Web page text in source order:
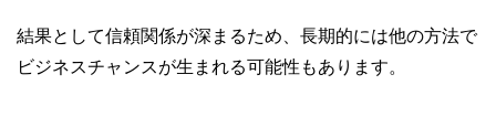
結果として信頼関係が深まるため、長期的には他の方法で
ビジネスチャンスが生まれる可能性もあります。